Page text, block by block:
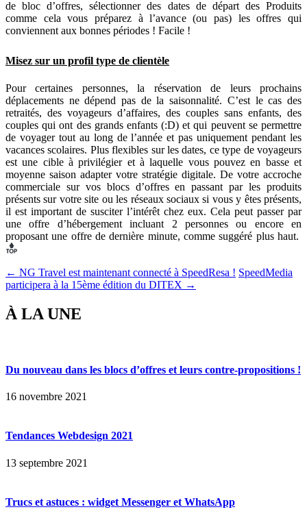
de bloc d’offres, sélectionner des dates de départ des Produits
comme cela vous préparez à l’avance (ou pas) les offres qui
conviennent aux bonnes périodes ! Facile !
Misez sur un profil type de clientèle
Pour certaines personnes, la réservation de leurs prochains
déplacements ne dépend pas de la saisonnalité. C’est le cas des
retraités, des voyageurs d’affaires, des couples sans enfants, des
couples qui ont des grands enfants (:D) et qui peuvent se permettre
de voyager tout au long de l’année et pas uniquement pendant les
vacances scolaires. Plus flexibles sur les dates, ce type de voyageurs
est une cible à privilégier et à laquelle vous pouvez en basse et
moyenne saison adapter votre stratégie digitale. De votre accroche
commerciale sur vos blocs d’offres en passant par les produits
présents sur votre site ou les réseaux sociaux si vous y êtes présents,
il est important de susciter l’intérêt chez eux. Cela peut passer par
une offre d’hébergement incluant 2 personnes ou encore en
proposant une offre de dernière minute, comme suggéré plus haut.
← NG Travel est maintenant connecté à SpeedResa ! SpeedMedia
participera à la 15ème édition du DITEX →
À LA UNE
Du nouveau dans les blocs d’offres et leurs contre-propositions !
16 novembre 2021
Tendances Webdesign 2021
13 septembre 2021
Trucs et astuces : widget Messenger et WhatsApp